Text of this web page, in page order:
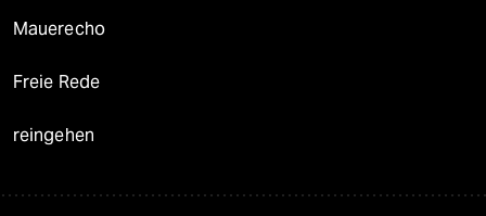
Mauerecho
Freie Rede
reingehen